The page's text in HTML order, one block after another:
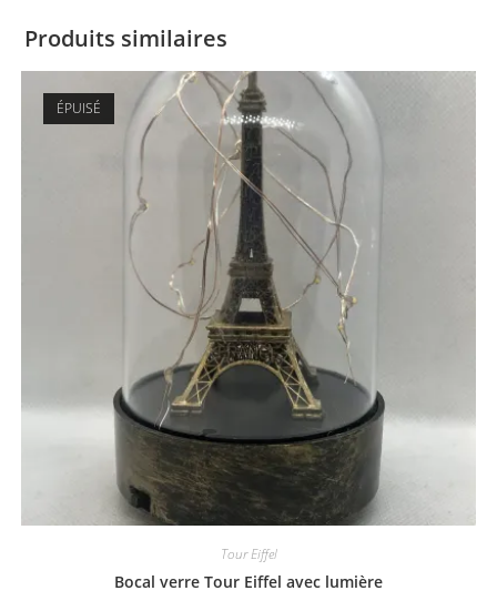
Produits similaires
ÉPUISÉ
Tour Eiffel
Bocal verre Tour Eiffel avec lumière